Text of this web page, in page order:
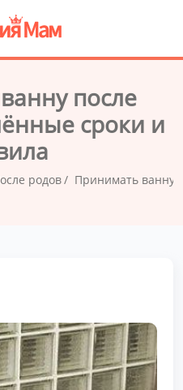
после
сроки и
родов Принимать ванну